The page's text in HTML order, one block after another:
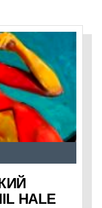
HALE